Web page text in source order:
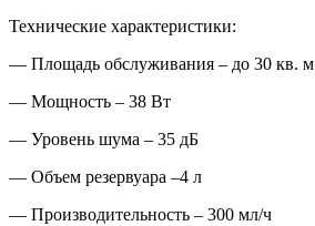
Технические характеристики:
— Площадь обслуживания – до 30 кв. м
— Мощность – 38 Вт
— Уровень шума – 35 дБ
— Объем резервуара –4 л
— Производительность – 300 мл/ч